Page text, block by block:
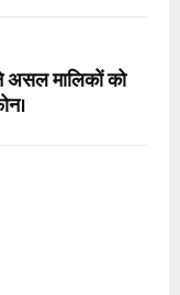
असल मालिकों को